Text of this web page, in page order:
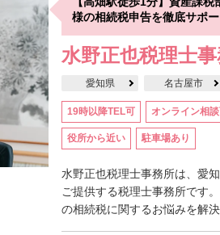
様の相続税申告を徹底サポー
水野正也税理士
愛知県 名古屋市
19時以降TEL可 オンライン相
役所から近い 駐車場あり
水野正也税理士事務所は、愛
ご提供する税理士事務所です
の相続税に関するお悩みを解